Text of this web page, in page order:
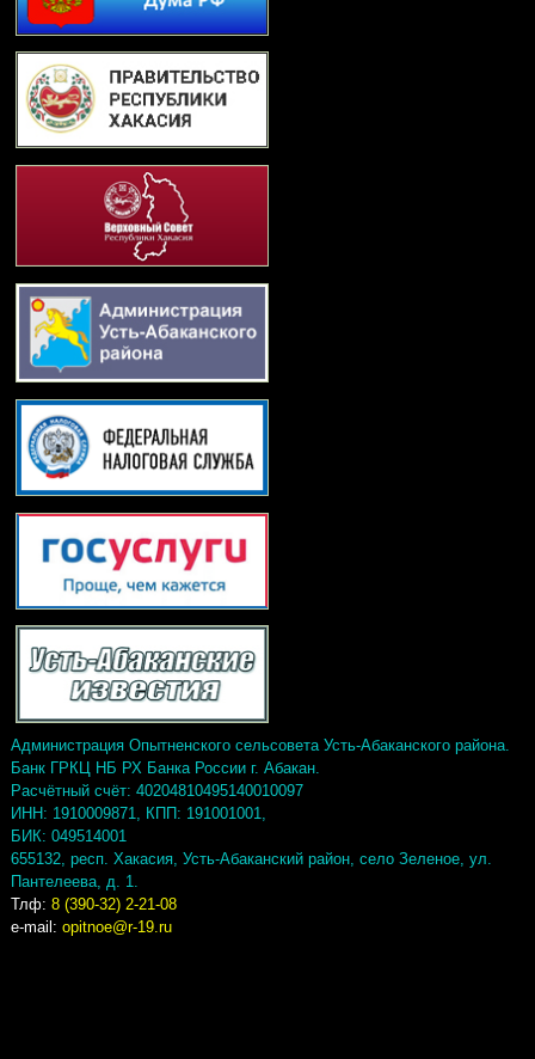
Администрация Опытненского сельсовета Усть-Абаканского района.
Банк ГРКЦ НБ РХ Банка России г. Абакан.
Расчётный счёт: 40204810495140010097
ИНН: 1910009871, КПП: 191001001,
БИК: 049514001
655132, респ. Хакасия, Усть-Абаканский район, село Зеленое, ул.
Пантелеева, д. 1.
Тлф: 8 (390-32) 2-21-08
e-mail: opitnoe@r-19.ru